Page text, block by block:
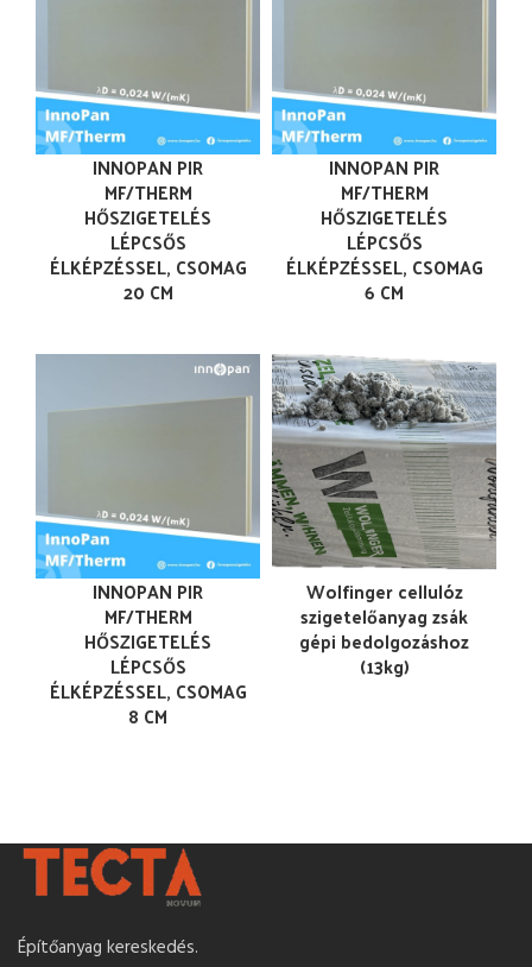
INNOPAN PIR
MF/THERM
HŐSZIGETELÉS
LÉPCSŐS
ÉLKÉPZÉSSEL, CSOMAG
20 CM
INNOPAN PIR
MF/THERM
HŐSZIGETELÉS
LÉPCSŐS
ÉLKÉPZÉSSEL, CSOMAG
6 CM
INNOPAN PIR
MF/THERM
HŐSZIGETELÉS
LÉPCSŐS
ÉLKÉPZÉSSEL, CSOMAG
8 CM
Wolfinger cellulóz
szigetelőanyag zsák
gépi bedolgozáshoz
(13kg)
Építőanyag kereskedés.